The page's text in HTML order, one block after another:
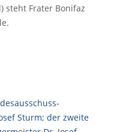
steht Frater Bonifaz